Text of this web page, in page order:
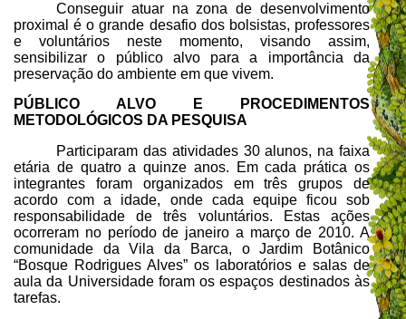
Conseguir atuar na zona de desenvolvimento
proximal é o grande desafio dos bolsistas, professores
e voluntários neste momento, visando assim,
sensibilizar o público alvo para a importância da
preservação do ambiente em que vivem.
PÚBLICO ALVO E PROCEDIMENTOS
METODOLÓGICOS DA PESQUISA
Participaram das atividades 30 alunos, na faixa
etária de quatro a quinze anos. Em cada prática os
integrantes foram organizados em três grupos de
acordo com a idade, onde cada equipe ficou sob
responsabilidade de três voluntários. Estas ações
ocorreram no período de janeiro a março de 2010. A
comunidade da Vila da Barca, o Jardim Botânico
“Bosque Rodrigues Alves” os laboratórios e salas de
aula da Universidade foram os espaços destinados às
tarefas.